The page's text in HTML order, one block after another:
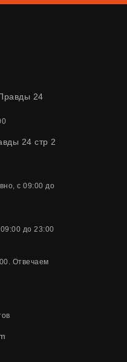
24
24 стр 2
с 09:00 до
до 23:00
Отвечаем